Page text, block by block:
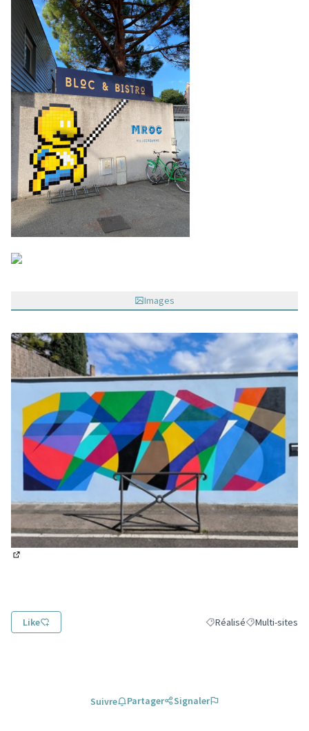
Images
Like Filtrer les résultats de
RéaliséFiltrer les
Multi-sites
Suivre Partager Signaler